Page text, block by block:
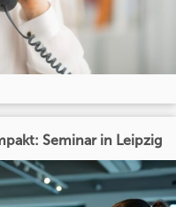
Seminar in Leipzig